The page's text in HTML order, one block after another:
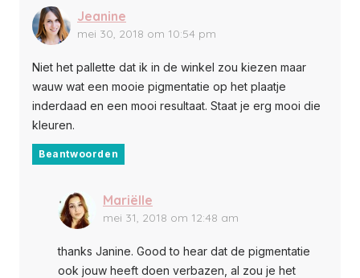
Jeanine
mei 30, 2018 om 10:54 pm
Niet het pallette dat ik in de winkel zou kiezen maar
wauw wat een mooie pigmentatie op het plaatje
inderdaad en een mooi resultaat. Staat je erg mooi die
kleuren.
Beantwoorden
Mariëlle
mei 31, 2018 om 12:48 am
thanks Janine. Good to hear dat de pigmentatie
ook jouw heeft doen verbazen, al zou je het